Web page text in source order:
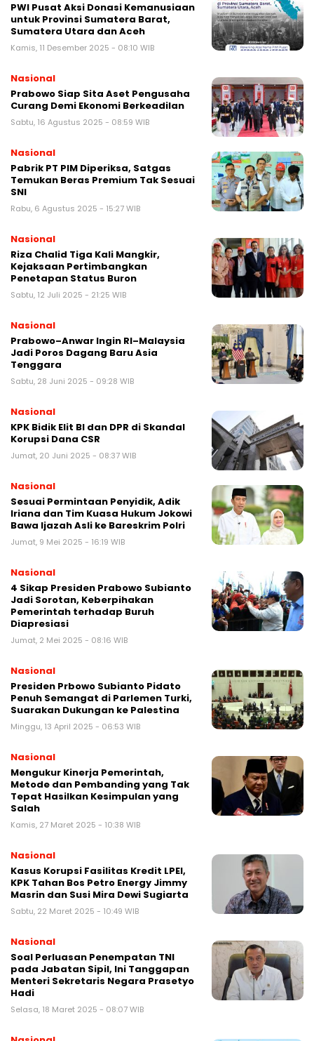
PWI Pusat Aksi Donasi Kemanusiaan
untuk Provinsi Sumatera Barat,
Sumatera Utara dan Aceh
Kamis, 11 Desember 2025 - 08:10 WIB
Nasional
Prabowo Siap Sita Aset Pengusaha
Curang Demi Ekonomi Berkeadilan
Sabtu, 16 Agustus 2025 - 08:59 WIB
Nasional
Pabrik PT PIM Diperiksa, Satgas
Temukan Beras Premium Tak Sesuai
SNI
Rabu, 6 Agustus 2025 - 15:27 WIB
Nasional
Riza Chalid Tiga Kali Mangkir,
Kejaksaan Pertimbangkan
Penetapan Status Buron
Sabtu, 12 Juli 2025 - 21:25 WIB
Nasional
Prabowo–Anwar Ingin RI–Malaysia
Jadi Poros Dagang Baru Asia
Tenggara
Sabtu, 28 Juni 2025 - 09:28 WIB
Nasional
KPK Bidik Elit BI dan DPR di Skandal
Korupsi Dana CSR
Jumat, 20 Juni 2025 - 08:37 WIB
Nasional
Sesuai Permintaan Penyidik, Adik
Iriana dan Tim Kuasa Hukum Jokowi
Bawa Ijazah Asli ke Bareskrim Polri
Jumat, 9 Mei 2025 - 16:19 WIB
Nasional
4 Sikap Presiden Prabowo Subianto
Jadi Sorotan, Keberpihakan
Pemerintah terhadap Buruh
Diapresiasi
Jumat, 2 Mei 2025 - 08:16 WIB
Nasional
Presiden Prbowo Subianto Pidato
Penuh Semangat di Parlemen Turki,
Suarakan Dukungan ke Palestina
Minggu, 13 April 2025 - 06:53 WIB
Nasional
Mengukur Kinerja Pemerintah,
Metode dan Pembanding yang Tak
Tepat Hasilkan Kesimpulan yang
Salah
Kamis, 27 Maret 2025 - 10:38 WIB
Nasional
Kasus Korupsi Fasilitas Kredit LPEI,
KPK Tahan Bos Petro Energy Jimmy
Masrin dan Susi Mira Dewi Sugiarta
Sabtu, 22 Maret 2025 - 10:49 WIB
Nasional
Soal Perluasan Penempatan TNI
pada Jabatan Sipil, Ini Tanggapan
Menteri Sekretaris Negara Prasetyo
Hadi
Selasa, 18 Maret 2025 - 08:07 WIB